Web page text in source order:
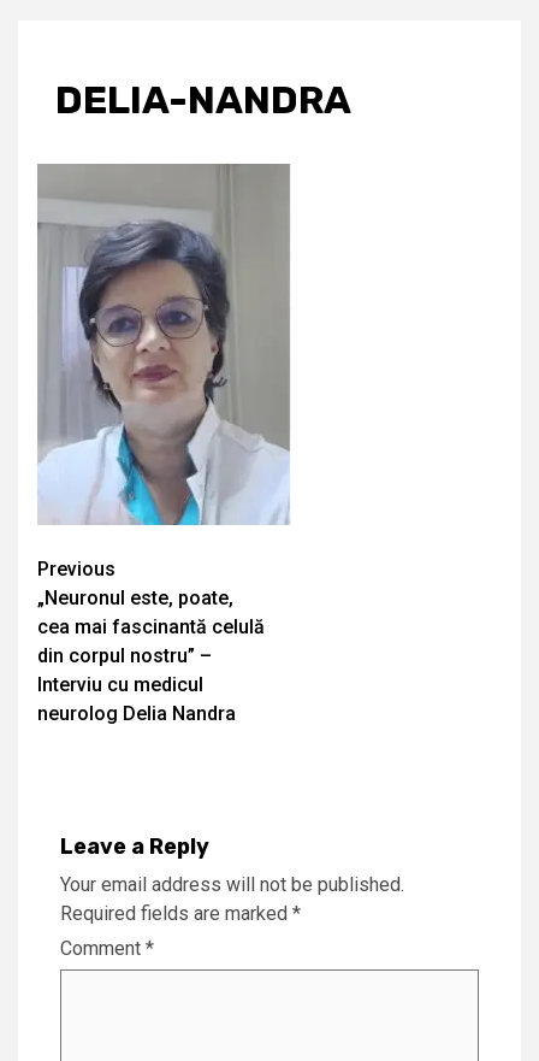
DELIA-NANDRA
Continue
Reading
Previous
„Neuronul este, poate,
cea mai fascinantă celulă
din corpul nostru” –
Interviu cu medicul
neurolog Delia Nandra
Leave a Reply
Your email address will not be published.
Required fields are marked *
Comment *